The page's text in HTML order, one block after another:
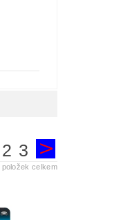
2 3
položek celkem